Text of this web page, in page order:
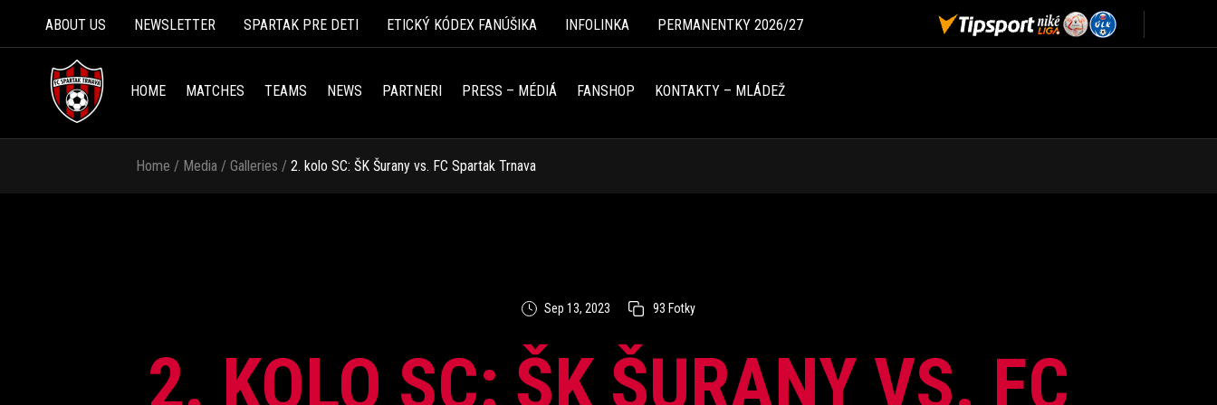
ABOUT US NEWSLETTER SPARTAK PRE DETI ETICKÝ KÓDEX FANÚŠIKA INFOLINKA PERMANENTKY 2026/27
HOME MATCHES TEAMS NEWS PARTNERI PRESS – MÉDIÁ FANSHOP KONTAKTY – MLÁDEŽ
Home / Media / Galleries / 2. kolo SC: ŠK Šurany vs. FC Spartak Trnava
Sep 13, 2023 93 Fotky
2. KOLO SC: ŠK ŠURANY VS. FC